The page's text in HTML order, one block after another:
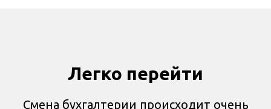
Легко перейти
Смена бухгалтерии происходит очень